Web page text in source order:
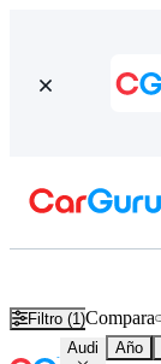
Filtro (1)Compara
Audi Año